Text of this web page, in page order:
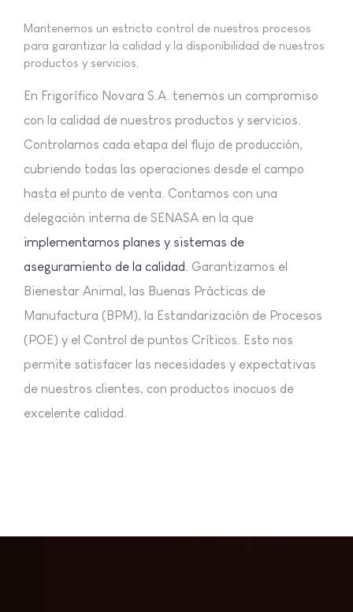
Mantenemos un estricto control de nuestros procesos
para garantizar la calidad y la disponibilidad de nuestros
productos y servicios.
En Frigorífico Novara S.A. tenemos un compromiso
con la calidad de nuestros productos y servicios.
Controlamos cada etapa del flujo de producción,
cubriendo todas las operaciones desde el campo
hasta el punto de venta. Contamos con una
delegación interna de SENASA en la que
implementamos planes y sistemas de
aseguramiento de la calidad. Garantizamos el
Bienestar Animal, las Buenas Prácticas de
Manufactura (BPM), la Estandarización de Procesos
(POE) y el Control de puntos Críticos. Esto nos
permite satisfacer las necesidades y expectativas
de nuestros clientes, con productos inocuos de
excelente calidad.